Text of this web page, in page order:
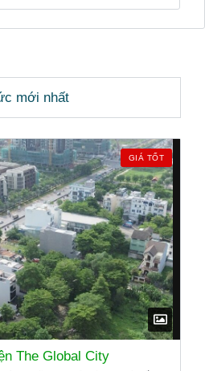
mới nhất
GIÁ TỐT
The Global City